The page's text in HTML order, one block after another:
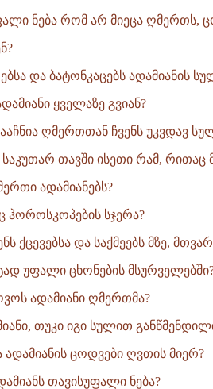
ნება რომ არ მიეცა ღმერთს,
და ბატონკაცებს ადამიანის
ყველაზე გვიან?
ღმერთთან ჩვენს უკვდავ
საკუთარ თავში ისეთი რამ, რითაც
ადამიანებს?
ჰოროსკოპების სჯერა?
ქცევებსა და საქმეებს მზე,
უფალი ცხონების
ადამიანი ღმერთმა?
თუკი იგი სულით
ადამიანის ცოდვები ღვთის მიერ?
თავისუფალი ნება?